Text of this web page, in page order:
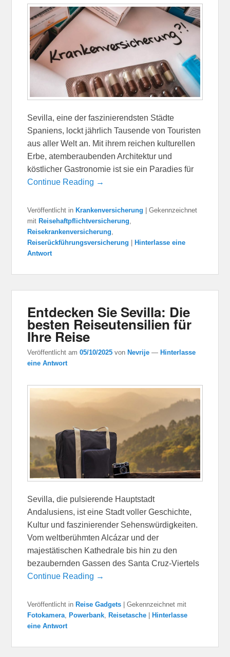
Sevilla, eine der faszinierendsten Städte
Spaniens, lockt jährlich Tausende von Touristen
aus aller Welt an. Mit ihrem reichen kulturellen
Erbe, atemberaubenden Architektur und
köstlicher Gastronomie ist sie ein Paradies für
Continue Reading →
Veröffentlicht in Krankenversicherung |Gekennzeichnet
mit Reisehaftpflichtversicherung,
Reisekrankenversicherung,
Reiserückführungsversicherung
Hinterlasse eine
Antwort
Entdecken Sie Sevilla: Die
besten Reiseutensilien für
Ihre Reise
Veröffentlicht am05/10/2025 von Nevrije — Hinterlasse
eine Antwort
Sevilla, die pulsierende Hauptstadt
Andalusiens, ist eine Stadt voller Geschichte,
Kultur und faszinierender Sehenswürdigkeiten.
Vom weltberühmten Alcázar und der
majestätischen Kathedrale bis hin zu den
bezaubernden Gassen des Santa Cruz-Viertels
Continue Reading →
Veröffentlicht in Reise Gadgets |Gekennzeichnet mit
Fotokamera, Powerbank, Reisetasche
Hinterlasse
eine Antwort